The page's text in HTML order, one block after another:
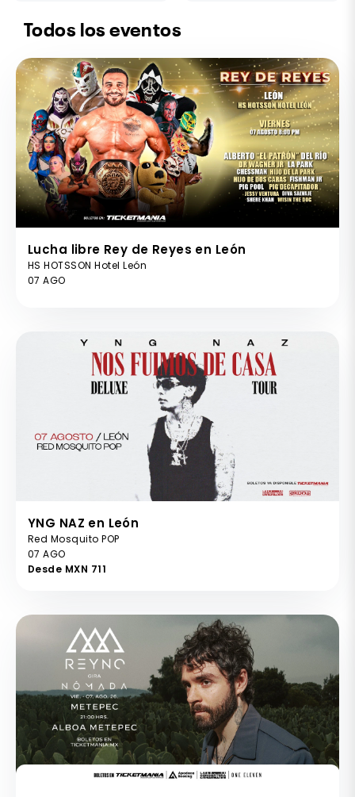
Todos los eventos
Lucha libre Rey de Reyes en León
HS HOTSSON Hotel León
07 AGO
YNG NAZ en León
Red Mosquito POP
07 AGO
Desde MXN 711